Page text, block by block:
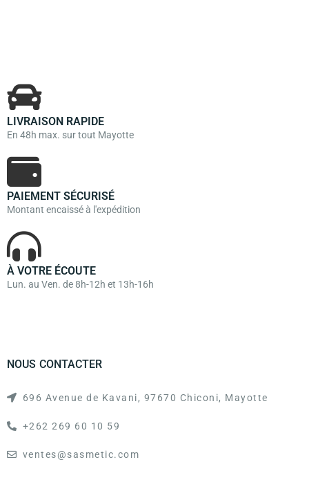
LIVRAISON RAPIDE
En 48h max. sur tout Mayotte
PAIEMENT SÉCURISÉ
Montant encaissé à l'expédition
À VOTRE ÉCOUTE
Lun. au Ven. de 8h-12h et 13h-16h
NOUS CONTACTER
696 Avenue de Kavani, 97670 Chiconi, Mayotte
+262 269 60 10 59
ventes@sasmetic.com